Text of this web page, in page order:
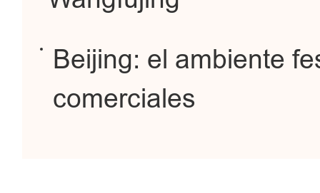
Beijing: el ambiente
comerciales